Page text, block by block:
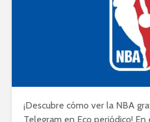
¡Descubre cómo ver la NBA
Telegram en Eco periódico!